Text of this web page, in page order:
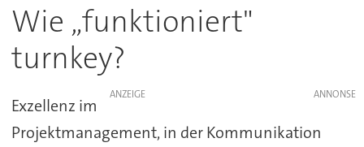
Wie „funktioniert"
turnkey?
ANZEIGE
Exzellenz im
Projektmanagement, in der Kommunikation